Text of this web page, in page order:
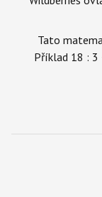
Tato
Příklad 18 : 3